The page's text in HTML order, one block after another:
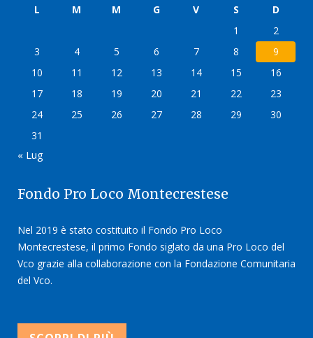
L M M G V S
D
1
2
3
4 5 6 7 8
9
10
11 12 13 14 15
16
17
18 19 20 21 22
23
24
25 26 27 28 29
30
31
« Lug
Fondo Pro Loco Montecrestese
Nel 2019 è stato costituito il Fondo Pro Loco
Montecrestese, il primo Fondo siglato da una Pro Loco del
Vco grazie alla collaborazione con la Fondazione Comunitaria
del Vco.